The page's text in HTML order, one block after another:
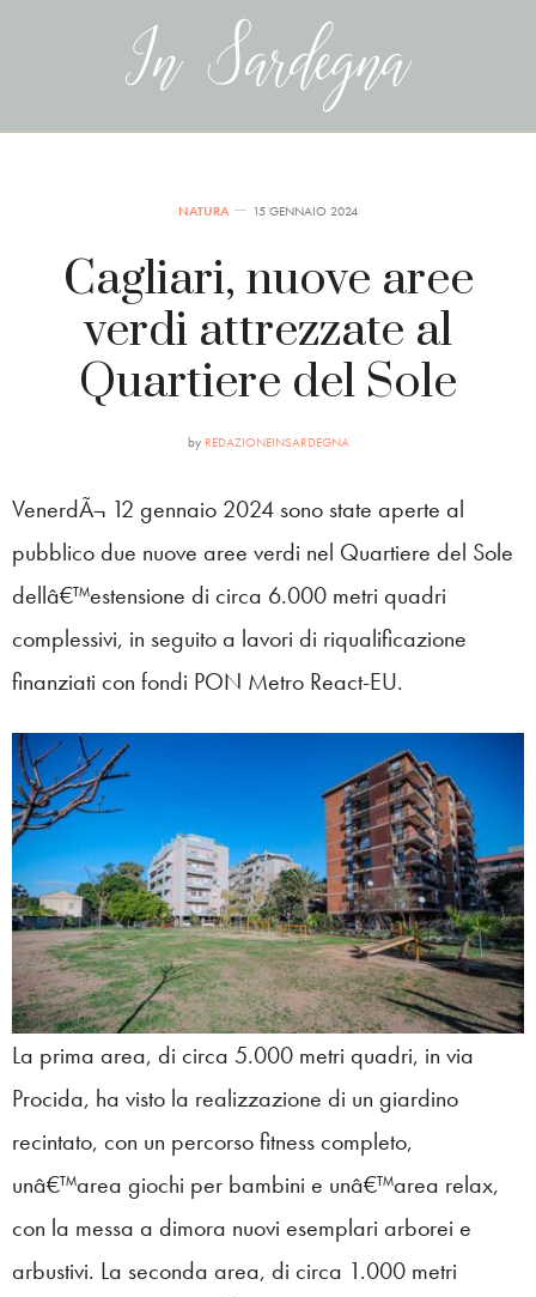
NATURA 15 GENNAIO 2024
Cagliari, nuove aree
verdi attrezzate al
Quartiere del Sole
by REDAZIONEINSARDEGNA
VenerdÃ¬ 12 gennaio 2024 sono state aperte al
pubblico due nuove aree verdi nel Quartiere del Sole
dellâ€™estensione di circa 6.000 metri quadri
complessivi, in seguito a lavori di riqualificazione
finanziati con fondi PON Metro React-EU.
La prima area, di circa 5.000 metri quadri, in via
Procida, ha visto la realizzazione di un giardino
recintato, con un percorso fitness completo,
unâ€™area giochi per bambini e unâ€™area relax,
con la messa a dimora nuovi esemplari arborei e
arbustivi. La seconda area, di circa 1.000 metri